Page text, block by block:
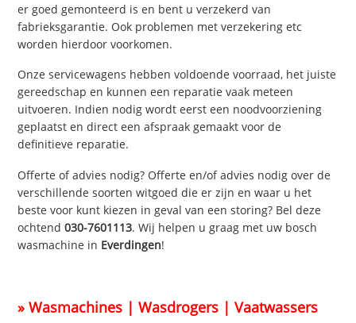
er goed gemonteerd is en bent u verzekerd van
fabrieksgarantie. Ook problemen met verzekering etc
worden hierdoor voorkomen.
Onze servicewagens hebben voldoende voorraad, het juiste
gereedschap en kunnen een reparatie vaak meteen
uitvoeren. Indien nodig wordt eerst een noodvoorziening
geplaatst en direct een afspraak gemaakt voor de
definitieve reparatie.
Offerte of advies nodig? Offerte en/of advies nodig over de
verschillende soorten witgoed die er zijn en waar u het
beste voor kunt kiezen in geval van een storing? Bel deze
ochtend030-7601113. Wij helpen u graag met uw bosch
wasmachine in Everdingen!
» Wasmachines | Wasdrogers | Vaatwassers